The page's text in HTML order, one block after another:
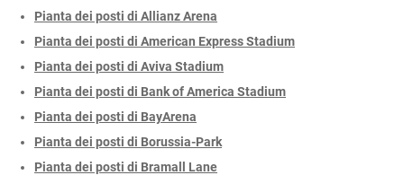
Pianta dei posti di Allianz Arena
Pianta dei posti di American Express Stadium
Pianta dei posti di Aviva Stadium
Pianta dei posti di Bank of America Stadium
Pianta dei posti di BayArena
Pianta dei posti di Borussia-Park
Pianta dei posti di Bramall Lane